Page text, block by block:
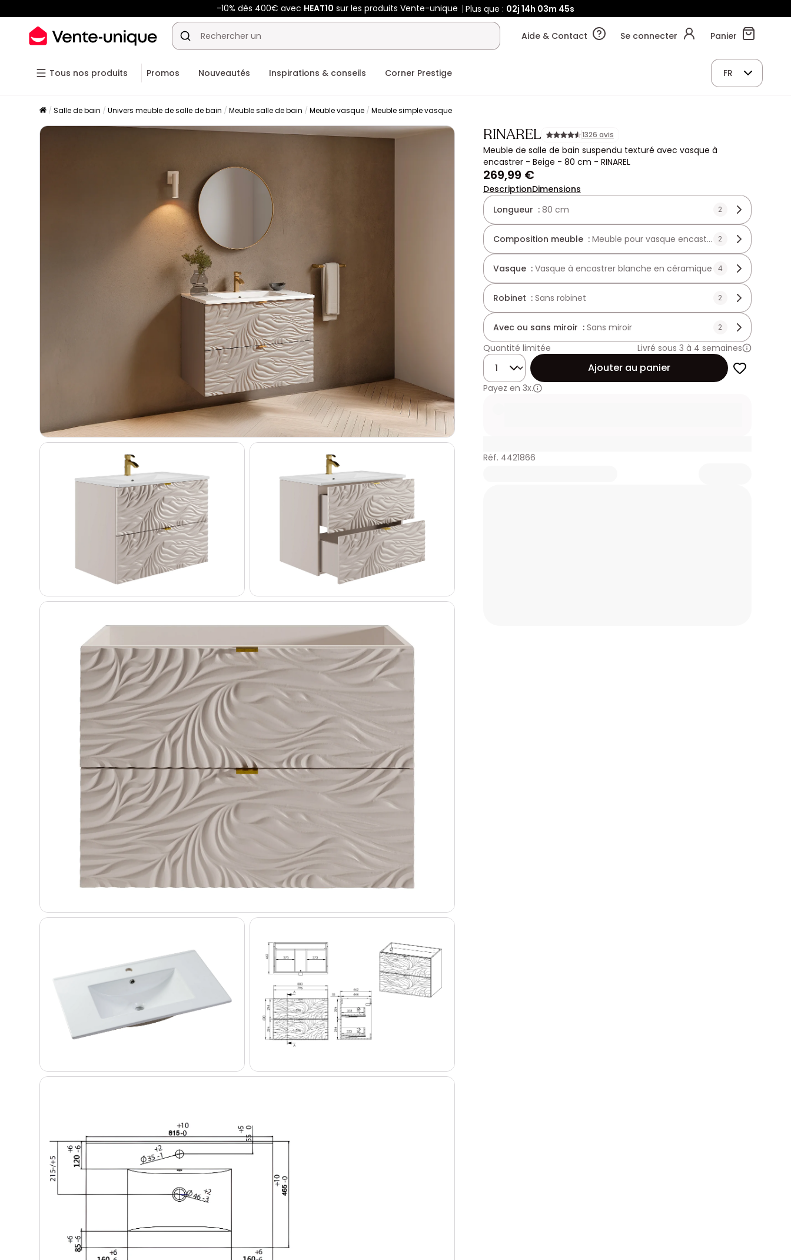
-10% dès 400€ avec HEAT10 sur les produits Vente-unique Plus que : 02j 14h 03m 43s
Aide & Contact Se connecter Panier
Tous nos produits Promos Nouveautés Inspirations & conseils Corner Prestige FR
Salle de bain Univers meuble de salle de bain Meuble salle de bain Meuble vasque Meuble simple vasque
RINAREL 1326 avis
Meuble de salle de bain suspendu texturé avec vasque à
encastrer - Beige - 80 cm - RINAREL
269,99 €
DescriptionDimensions
Longueur : 80 cm 2
Composition meuble : Meuble pour vasque encastrée2
Vasque : Vasque à encastrer blanche en céramique 4
Robinet : Sans robinet 2
Avec ou sans miroir : Sans miroir 2
Quantité limitée
Livré sous 3 à 4 semaines
Quantité
Ajouter au panier
Payez en 3x.
Réf. 4421866